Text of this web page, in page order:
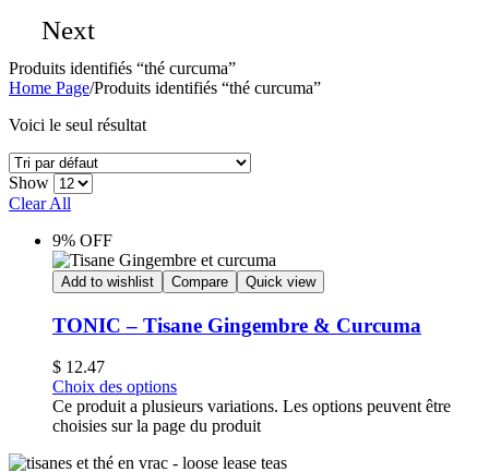
Next
Produits identifiés “thé curcuma”
Home Page/Produits identifiés “thé curcuma”
Voici le seul résultat
Show
Clear All
9% OFF
Add to wishlist Compare Quick view
TONIC – Tisane Gingembre & Curcuma
$ 12.47
Choix des options
Ce produit a plusieurs variations. Les options peuvent être
choisies sur la page du produit